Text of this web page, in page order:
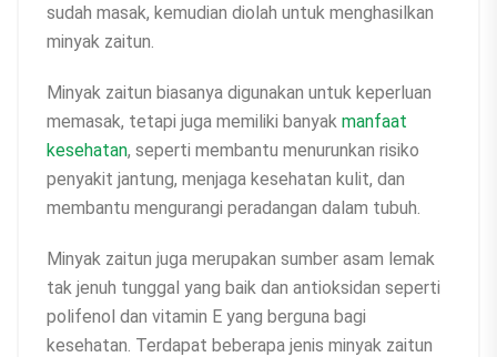
sudah masak, kemudian diolah untuk menghasilkan
minyak zaitun.
Minyak zaitun biasanya digunakan untuk keperluan
memasak, tetapi juga memiliki banyak manfaat
kesehatan, seperti membantu menurunkan risiko
penyakit jantung, menjaga kesehatan kulit, dan
membantu mengurangi peradangan dalam tubuh.
Minyak zaitun juga merupakan sumber asam lemak
tak jenuh tunggal yang baik dan antioksidan seperti
polifenol dan vitamin E yang berguna bagi
kesehatan. Terdapat beberapa jenis minyak zaitun